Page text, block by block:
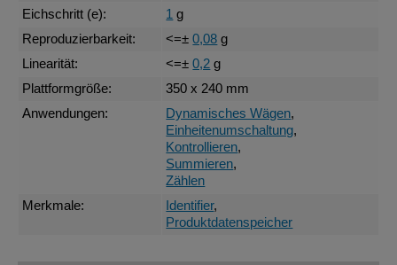
Eichschritt (e):
1 g
Reproduzierbarkeit:
<=±0,08 g
Linearität:
<=±0,2 g
Plattformgröße:
350 x 240 mm
Anwendungen:
Dynamisches Wägen,
Einheitenumschaltung,
Kontrollieren,
Summieren,
Zählen
Merkmale:
Identifier,
Produktdatenspeicher